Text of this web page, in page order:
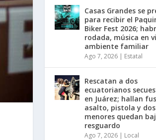
Casas Grandes se
para recibir el
Biker Fest 2026;
rodada, música en
ambiente familiar
Ago 7, 2026 | Estatal
Rescatan a dos
ecuatorianos
en Juárez; hallan
asalto, pistola y dos
menores quedan
resguardo
Ago 7, 2026 | Local